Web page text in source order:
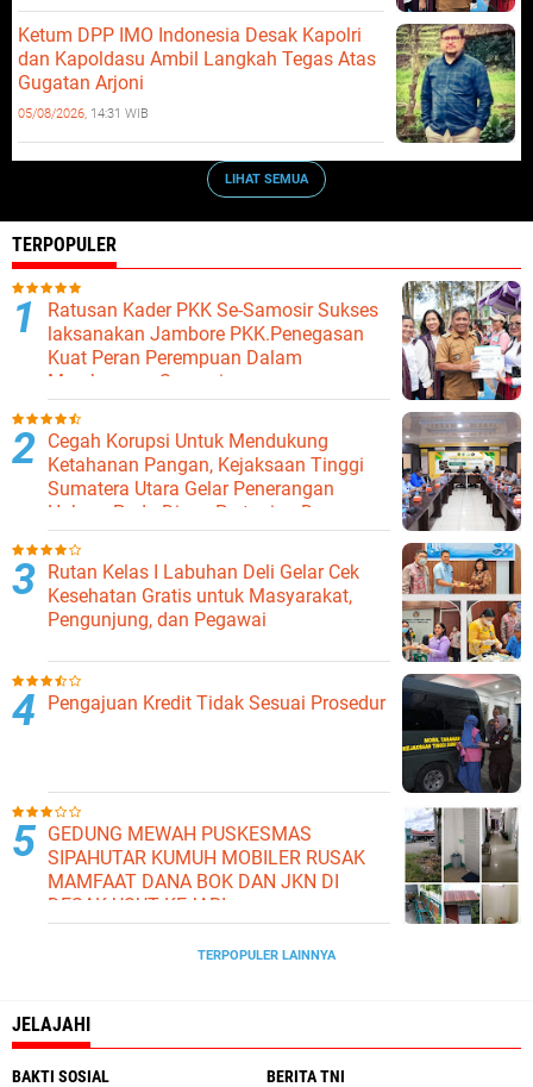
Ketum DPP IMO Indonesia Desak Kapolri
dan Kapoldasu Ambil Langkah Tegas Atas
Gugatan Arjoni
05/08/2026, 14:31 WIB
LIHAT SEMUA
TERPOPULER
Ratusan Kader PKK Se-Samosir Sukses
laksanakan Jambore PKK.Penegasan
Kuat Peran Perempuan Dalam
Membangun Samosir.
Cegah Korupsi Untuk Mendukung
Ketahanan Pangan, Kejaksaan Tinggi
Sumatera Utara Gelar Penerangan
Hukum Pada Dinas Pertanian Dan
Ketahanan Pangan
Rutan Kelas I Labuhan Deli Gelar Cek
Kesehatan Gratis untuk Masyarakat,
Pengunjung, dan Pegawai
Pengajuan Kredit Tidak Sesuai Prosedur
GEDUNG MEWAH PUSKESMAS
SIPAHUTAR KUMUH MOBILER RUSAK
MAMFAAT DANA BOK DAN JKN DI
DESAK USUT KEJARI
TERPOPULER LAINNYA
JELAJAHI
BAKTI SOSIAL BERITA TNI